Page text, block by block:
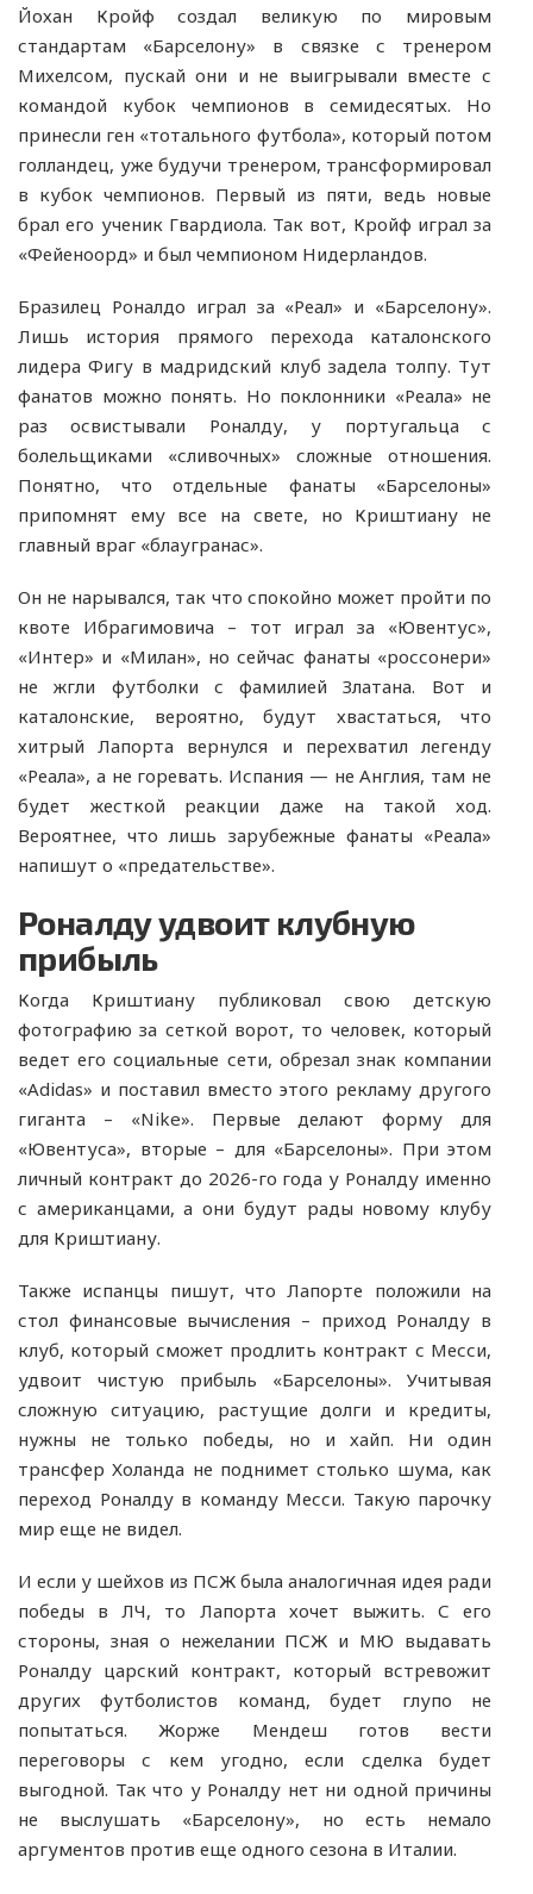
Йохан Кройф создал великую по мировым
стандартам «Барселону» в связке с тренером
Михелсом, пускай они и не выигрывали вместе с
командой кубок чемпионов в семидесятых. Но
принесли ген «тотального футбола», который потом
голландец, уже будучи тренером, трансформировал
в кубок чемпионов. Первый из пяти, ведь новые
брал его ученик Гвардиола. Так вот, Кройф играл за
«Фейеноорд» и был чемпионом Нидерландов.
Бразилец Роналдо играл за «Реал» и «Барселону».
Лишь история прямого перехода каталонского
лидера Фигу в мадридский клуб задела толпу. Тут
фанатов можно понять. Но поклонники «Реала» не
раз освистывали Роналду, у португальца с
болельщиками «сливочных» сложные отношения.
Понятно, что отдельные фанаты «Барселоны»
припомнят ему все на свете, но Криштиану не
главный враг «блаугранас».
Он не нарывался, так что спокойно может пройти по
квоте Ибрагимовича – тот играл за «Ювентус»,
«Интер» и «Милан», но сейчас фанаты «россонери»
не жгли футболки с фамилией Златана. Вот и
каталонские, вероятно, будут хвастаться, что
хитрый Лапорта вернулся и перехватил легенду
«Реала», а не горевать. Испания — не Англия, там не
будет жесткой реакции даже на такой ход.
Вероятнее, что лишь зарубежные фанаты «Реала»
напишут о «предательстве».
Роналду удвоит клубную
прибыль
Когда Криштиану публиковал свою детскую
фотографию за сеткой ворот, то человек, который
ведет его социальные сети, обрезал знак компании
«Adidas» и поставил вместо этого рекламу другого
гиганта – «Nike». Первые делают форму для
«Ювентуса», вторые – для «Барселоны». При этом
личный контракт до 2026-го года у Роналду именно
с американцами, а они будут рады новому клубу
для Криштиану.
Также испанцы пишут, что Лапорте положили на
стол финансовые вычисления – приход Роналду в
клуб, который сможет продлить контракт с Месси,
удвоит чистую прибыль «Барселоны». Учитывая
сложную ситуацию, растущие долги и кредиты,
нужны не только победы, но и хайп. Ни один
трансфер Холанда не поднимет столько шума, как
переход Роналду в команду Месси. Такую парочку
мир еще не видел.
И если у шейхов из ПСЖ была аналогичная идея ради
победы в ЛЧ, то Лапорта хочет выжить. С его
стороны, зная о нежелании ПСЖ и МЮ выдавать
Роналду царский контракт, который встревожит
других футболистов команд, будет глупо не
попытаться. Жорже Мендеш готов вести
переговоры с кем угодно, если сделка будет
выгодной. Так что у Роналду нет ни одной причины
не выслушать «Барселону», но есть немало
аргументов против еще одного сезона в Италии.